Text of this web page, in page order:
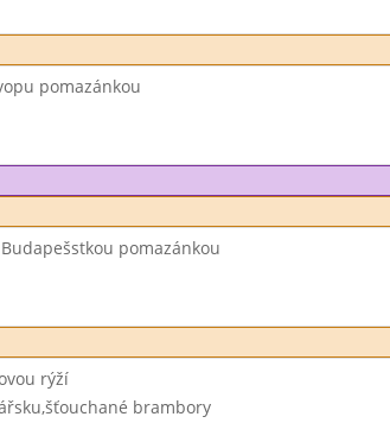
pomazánkou
pomazánkou
rýží
brambory